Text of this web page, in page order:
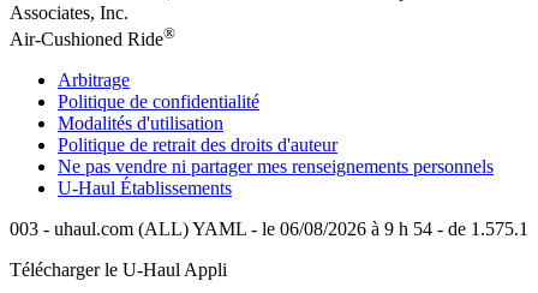
Associates, Inc.
Air-Cushioned Ride®
Arbitrage
Politique de confidentialité
Modalités d'utilisation
Politique de retrait des droits d'auteur
Ne pas vendre ni partager mes renseignements personnels
U-Haul Établissements
003 - uhaul.com (ALL) YAML - le 06/08/2026 à 9 h 54 - de 1.575.1
Télécharger le U-Haul Appli